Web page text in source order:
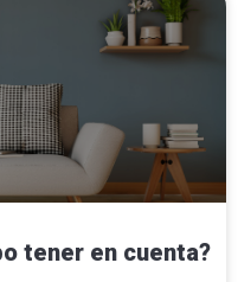
tener en cuenta?